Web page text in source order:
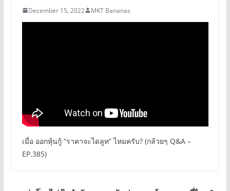
December 15, 2022 MKT Bananas
เมื่อ ออกหุ้นกู้ “ราคาจะไดลูท” ไหมครับ? (กล้วยๆ Q&A –
EP.385)